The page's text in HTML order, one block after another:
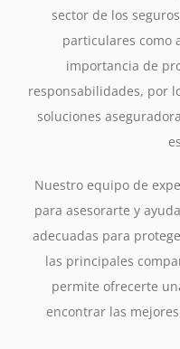
sector de los
particulares como
importancia de
responsabilidades, por
soluciones
Nuestro equipo de
para asesorarte y
adecuadas para
las principales
permite ofrecerte
encontrar las